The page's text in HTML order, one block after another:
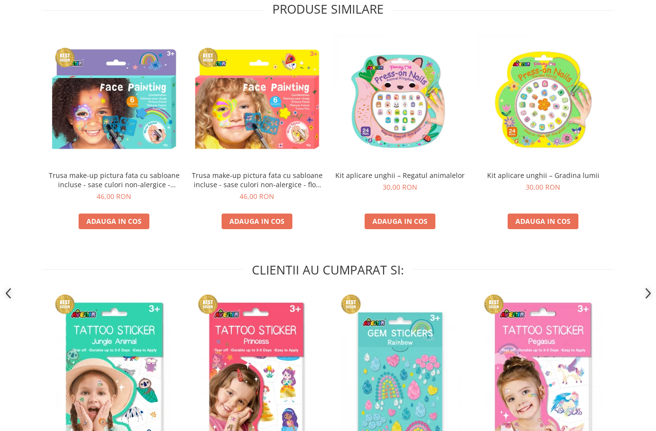
PRODUSE SIMILARE
Trusa make-up pictura fata cu sabloane
incluse - sase culori non-alergice -
curcubeu si stele
46,00 RON
ADAUGA IN COS
Trusa make-up pictura fata cu sabloane
incluse - sase culori non-alergice - flori
si fluturi
46,00 RON
ADAUGA IN COS
Kit aplicare unghii – Regatul animalelor
30,00 RON
ADAUGA IN COS
Kit aplicare unghii – Gradina lumii
30,00 RON
ADAUGA IN COS
CLIENTII AU CUMPARAT SI: